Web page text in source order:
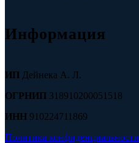
Информация
ИП Дейнека А. Л.
ОГРНИП 318910200051518
ИНН 910224711869
Политика конфиденциальности